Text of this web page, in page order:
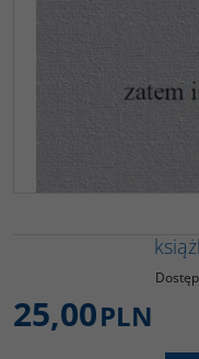
25,00PLN